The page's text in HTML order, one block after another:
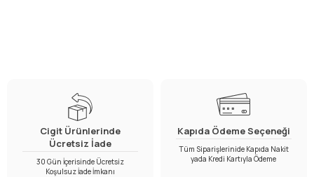
Cigit Ürünlerinde
Ücretsiz İade
30 Gün İçerisinde Ücretsiz
Koşulsuz İade İmkanı
Kapıda Ödeme Seçeneği
Tüm Siparişlerinide Kapıda Nakit
yada Kredi Kartıyla Ödeme